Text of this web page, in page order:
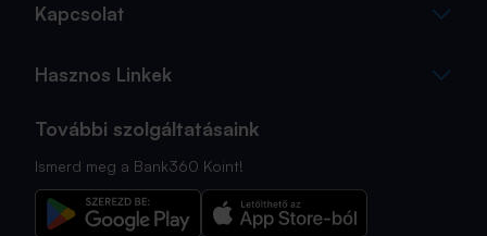
Kapcsolat
Hasznos Linkek
További szolgáltatásaink
Ismerd meg a Bank360 Koint!